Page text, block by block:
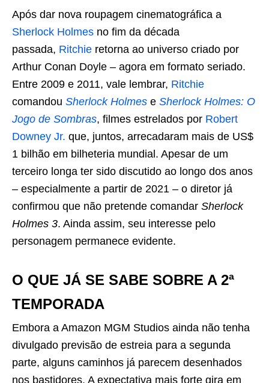
Após dar nova roupagem cinematográfica a
Sherlock Holmes no fim da década
passada, Ritchie retorna ao universo criado por
Arthur Conan Doyle – agora em formato seriado.
Entre 2009 e 2011, vale lembrar, Ritchie
comandou Sherlock Holmes e Sherlock Holmes: O
Jogo de Sombras, filmes estrelados por Robert
Downey Jr. que, juntos, arrecadaram mais de US$
1 bilhão em bilheteria mundial. Apesar de um
terceiro longa ter sido discutido ao longo dos anos
– especialmente a partir de 2021 – o diretor já
confirmou que não pretende comandar Sherlock
Holmes 3. Ainda assim, seu interesse pelo
personagem permanece evidente.
O QUE JÁ SE SABE SOBRE A 2ª
TEMPORADA
Embora a Amazon MGM Studios ainda não tenha
divulgado previsão de estreia para a segunda
parte, alguns caminhos já parecem desenhados
nos bastidores. A expectativa mais forte gira em